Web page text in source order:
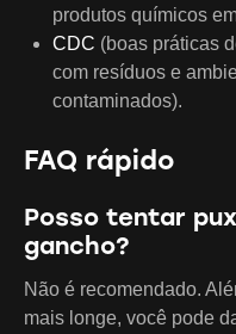
produtos químicos
CDC (boas práticas
com resíduos e
contaminados).
FAQ rápido
Posso tentar
gancho?
Não é recomendado.
mais longe, você pode